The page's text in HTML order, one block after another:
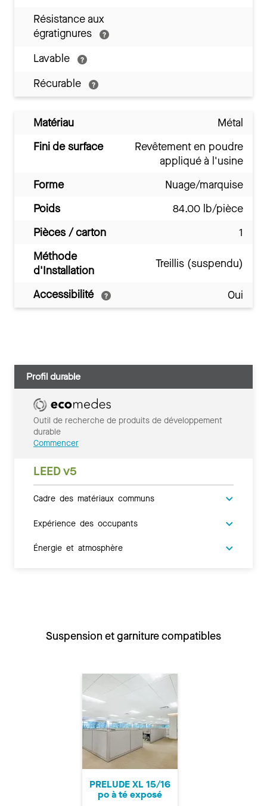
Résistance aux
égratignures
Lavable
Récurable
Matériau
Métal
Fini de surface
Revêtement en poudre
appliqué à l'usine
Forme
Nuage/marquise
Poids
84.00 lb/pièce
Pièces / carton
1
Méthode
d'Installation
Treillis (suspendu)
Accessibilité Oui
Profil durable
Outil de recherche de produits de développement
durable
Commencer
LEED v5
Cadre des matériaux communs
Expérience des occupants
Énergie et atmosphère
Suspension et garniture compatibles
PRELUDE XL 15/16
po à té exposé